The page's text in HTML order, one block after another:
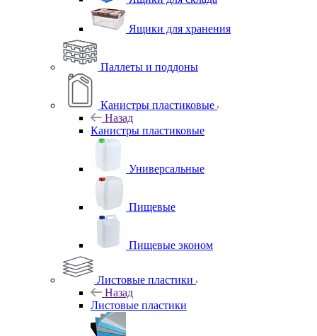
Ящики для хранения
Паллеты и поддоны
Канистры пластиковые
Назад
Канистры пластиковые
Универсальные
Пищевые
Пищевые эконом
Листовые пластики
Назад
Листовые пластики